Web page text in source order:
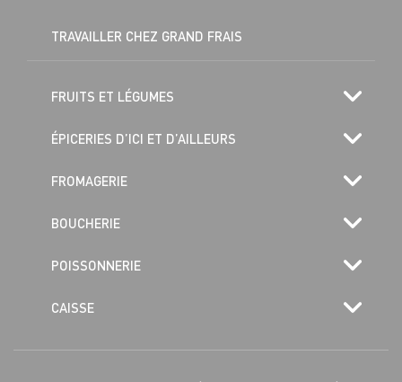
TRAVAILLER CHEZ GRAND FRAIS
FRUITS ET LÉGUMES
ÉPICERIES D’ICI ET D’AILLEURS
FROMAGERIE
BOUCHERIE
POISSONNERIE
CAISSE